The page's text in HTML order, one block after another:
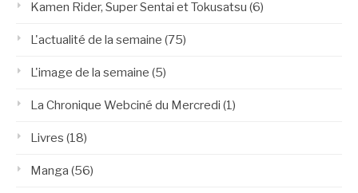
Kamen Rider, Super Sentai et Tokusatsu (6)
L'actualité de la semaine (75)
L'image de la semaine (5)
La Chronique Webciné du Mercredi (1)
Livres (18)
Manga (56)